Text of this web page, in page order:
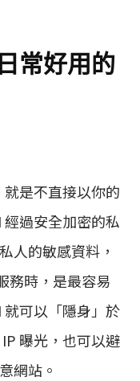
常好用的
是不直接以你的
過安全加密的私
私人的敏感資料，
務時，是最容易
可以「隱身」於
曝光，也可以避
網站。